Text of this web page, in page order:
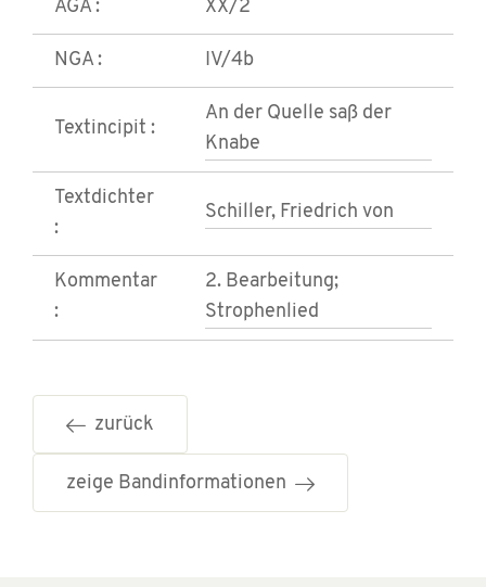
AGA : XX/2
NGA : IV/4b
Textincipit :
An der Quelle saß der
Knabe
Textdichter
:
Schiller, Friedrich von
Kommentar
:
2. Bearbeitung;
Strophenlied
zurück
zeige Bandinformationen